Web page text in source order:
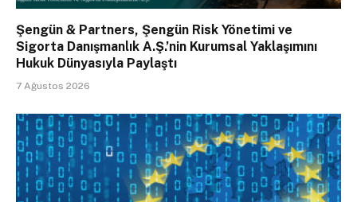
Şengün & Partners, Şengün Risk Yönetimi ve
Sigorta Danışmanlık A.Ş.’nin Kurumsal Yaklaşımını
Hukuk Dünyasıyla Paylaştı
7 Ağustos 2026